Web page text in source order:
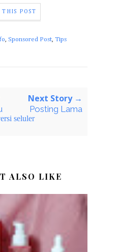
THIS POST
, Sponsored Post, Tips
Next Story →
Posting Lama
seluler
ALSO LIKE